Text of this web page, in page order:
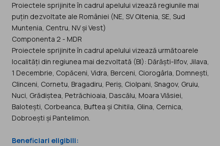
Proiectele sprijinite în cadrul apelului vizează regiunile mai
puțin dezvoltate ale României (NE, SV Oltenia, SE, Sud
Muntenia, Centru, NV și Vest)
Componenta 2 - MDR
Proiectele sprijinite în cadrul apelului vizează următoarele
localități din regiunea mai dezvoltată (BI): Dărăști-Ilfov, Jilava,
1 Decembrie, Copăceni, Vidra, Berceni, Ciorogârla, Domnești,
Clinceni, Cornetu, Bragadiru, Periș, Ciolpani, Snagov, Gruiu,
Nuci, Grădiștea, Petrăchioaia, Dascălu, Moara Vlăsiei,
Balotești, Corbeanca, Buftea și Chitila, Glina, Cernica,
Dobroești și Pantelimon.
Beneficiari eligibili: